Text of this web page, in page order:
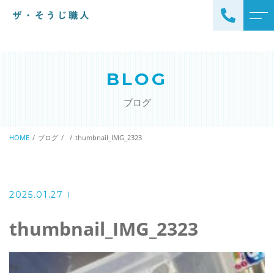
ザ・そうじ職人について
エアコンクリーニング
ハウスクリーニング
浴室クリーニング
風呂釜洗浄・追い炊き配管
クリーニング
よくある質問
ング
BLOG
ブログ
HOME ブログ thumbnail_IMG_2323
2025.01.27
thumbnail_IMG_2323